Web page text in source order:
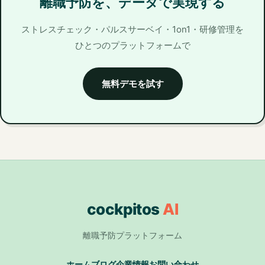
ストレスチェック・パルスサーベイ・1on1・研修管理を
ひとつのプラットフォームで
無料デモを試す
cockpitosAI
離職予防プラットフォーム